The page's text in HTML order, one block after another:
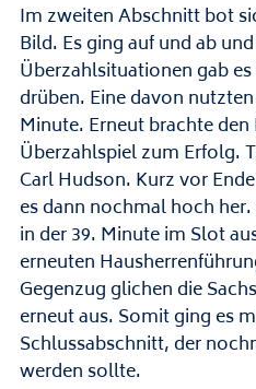
Im zweiten Abschnitt bot
Bild. Es ging auf und ab
Überzahlsituationen gab
drüben. Eine davon
Minute. Erneut brachte den
Überzahlspiel zum Erfolg.
Carl Hudson. Kurz vor
es dann nochmal hoch
in der 39. Minute im Slot
erneuten
Gegenzug glichen die
erneut aus. Somit ging es
Schlussabschnitt, der
werden sollte.